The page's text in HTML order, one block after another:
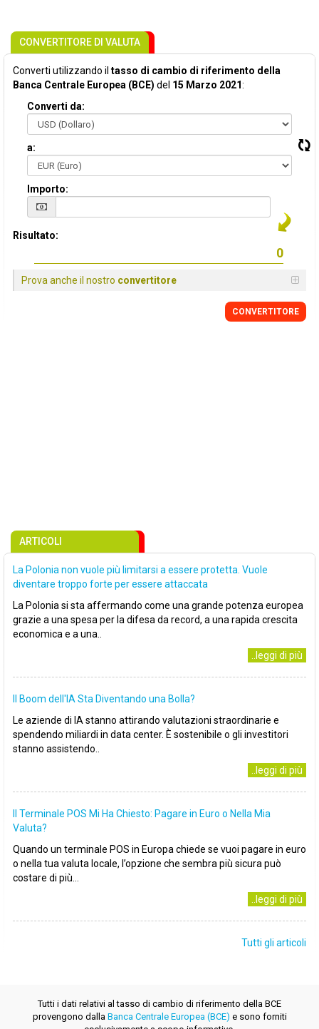
CONVERTITORE DI VALUTA
Converti utilizzando il tasso di cambio di riferimento della
Banca Centrale Europea (BCE) del 15 Marzo 2021:
Converti da:
a:
Importo:
Risultato:
Prova anche il nostro convertitore
CONVERTITORE
ARTICOLI
La Polonia non vuole più limitarsi a essere protetta. Vuole
diventare troppo forte per essere attaccata
La Polonia si sta affermando come una grande potenza europea
grazie a una spesa per la difesa da record, a una rapida crescita
economica e a una..
..leggi di più
Il Boom dell'IA Sta Diventando una Bolla?
Le aziende di IA stanno attirando valutazioni straordinarie e
spendendo miliardi in data center. È sostenibile o gli investitori
stanno assistendo..
..leggi di più
Il Terminale POS Mi Ha Chiesto: Pagare in Euro o Nella Mia
Valuta?
Quando un terminale POS in Europa chiede se vuoi pagare in euro
o nella tua valuta locale, l’opzione che sembra più sicura può
costare di più...
..leggi di più
Tutti gli articoli
Tutti i dati relativi al tasso di cambio di riferimento della BCE
provengono dalla Banca Centrale Europea (BCE) e sono forniti